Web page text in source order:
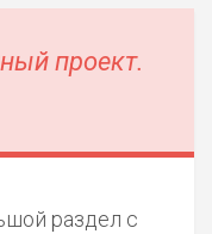
проект.
раздел с